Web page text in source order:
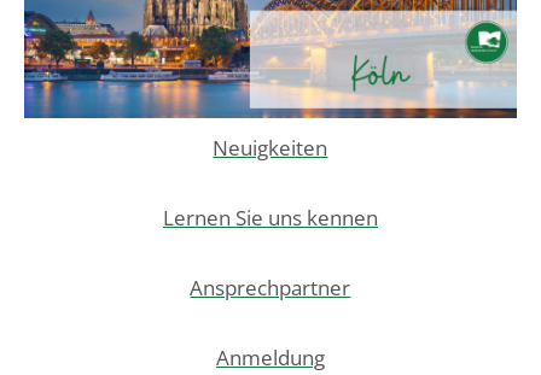
Neuigkeiten
Lernen Sie uns kennen
Ansprechpartner
Anmeldung